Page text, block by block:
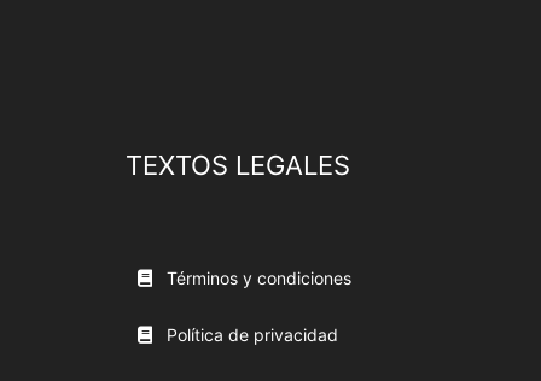
TEXTOS LEGALES
Términos y condiciones
Política de privacidad